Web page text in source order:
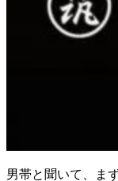
男帯と聞いて、ま